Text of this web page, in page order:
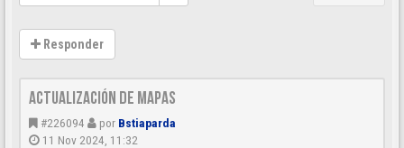
Responder
Actualización de mapas
#226094 por Bstiaparda
11 Nov 2024, 11:32